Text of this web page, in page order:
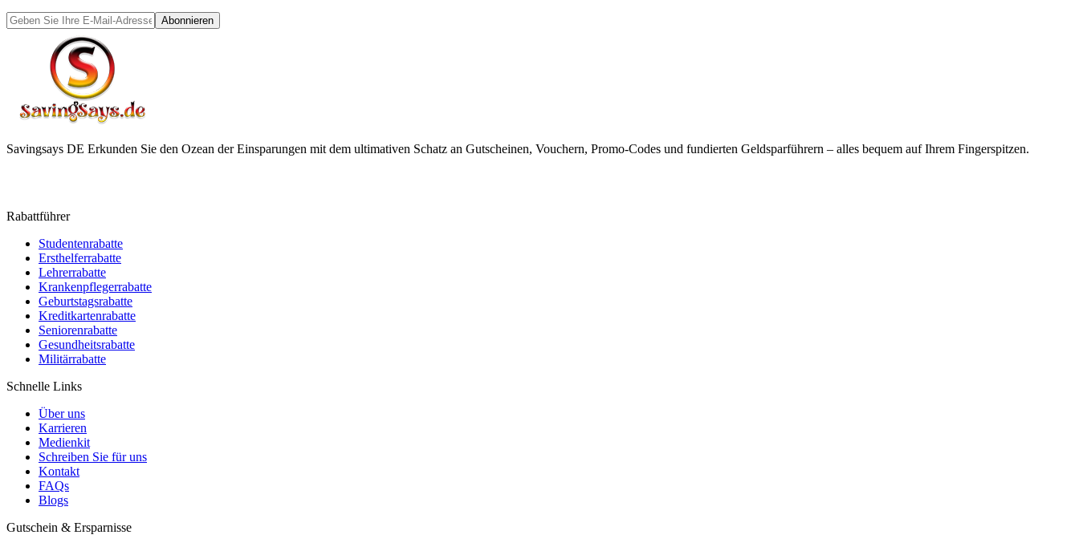
Abonnieren
Savingsays DE Erkunden Sie den Ozean der Einsparungen mit dem ultimativen Schatz an Gutscheinen, Vouchern, Promo-Codes und fundierten Geldsparführern – alles bequem auf Ihrem Fingerspitzen.
Rabattführer
Studentenrabatte
Ersthelferrabatte
Lehrerrabatte
Krankenpflegerrabatte
Geburtstagsrabatte
Kreditkartenrabatte
Seniorenrabatte
Gesundheitsrabatte
Militärrabatte
Schnelle Links
Über uns
Karrieren
Medienkit
Schreiben Sie für uns
Kontakt
FAQs
Blogs
Gutschein & Ersparnisse